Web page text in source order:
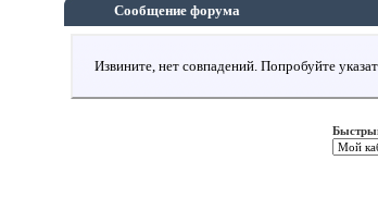
Сообщение форума
Извините, нет совпадений. Попробуйте